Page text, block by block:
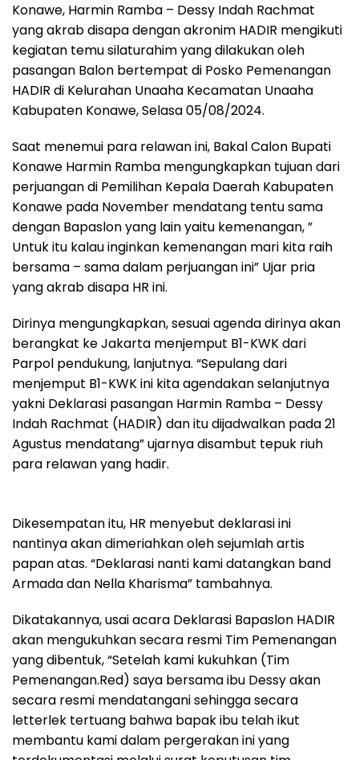
Konawe, Harmin Ramba – Dessy Indah Rachmat
yang akrab disapa dengan akronim HADIR mengikuti
kegiatan temu silaturahim yang dilakukan oleh
pasangan Balon bertempat di Posko Pemenangan
HADIR di Kelurahan Unaaha Kecamatan Unaaha
Kabupaten Konawe, Selasa 05/08/2024.
Saat menemui para relawan ini, Bakal Calon Bupati
Konawe Harmin Ramba mengungkapkan tujuan dari
perjuangan di Pemilihan Kepala Daerah Kabupaten
Konawe pada November mendatang tentu sama
dengan Bapaslon yang lain yaitu kemenangan, ”
Untuk itu kalau inginkan kemenangan mari kita raih
bersama – sama dalam perjuangan ini” Ujar pria
yang akrab disapa HR ini.
Dirinya mengungkapkan, sesuai agenda dirinya akan
berangkat ke Jakarta menjemput B1-KWK dari
Parpol pendukung, lanjutnya. “Sepulang dari
menjemput B1-KWK ini kita agendakan selanjutnya
yakni Deklarasi pasangan Harmin Ramba – Dessy
Indah Rachmat (HADIR) dan itu dijadwalkan pada 21
Agustus mendatang” ujarnya disambut tepuk riuh
para relawan yang hadir.
Dikesempatan itu, HR menyebut deklarasi ini
nantinya akan dimeriahkan oleh sejumlah artis
papan atas. “Deklarasi nanti kami datangkan band
Armada dan Nella Kharisma” tambahnya.
Dikatakannya, usai acara Deklarasi Bapaslon HADIR
akan mengukuhkan secara resmi Tim Pemenangan
yang dibentuk, “Setelah kami kukuhkan (Tim
Pemenangan.Red) saya bersama ibu Dessy akan
secara resmi mendatangani sehingga secara
letterlek tertuang bahwa bapak ibu telah ikut
membantu kami dalam pergerakan ini yang